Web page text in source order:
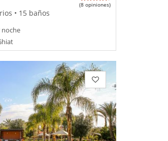
(8 opiniones)
• 15 baños
noche